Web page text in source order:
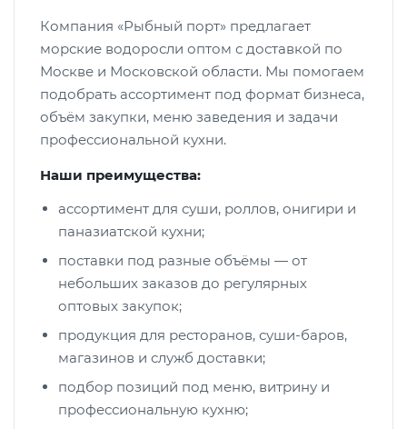
Компания «Рыбный порт» предлагает
морские водоросли оптом с доставкой по
Москве и Московской области. Мы помогаем
подобрать ассортимент под формат бизнеса,
объём закупки, меню заведения и задачи
профессиональной кухни.
Наши преимущества:
ассортимент для суши, роллов, онигири и
паназиатской кухни;
поставки под разные объёмы — от
небольших заказов до регулярных
оптовых закупок;
продукция для ресторанов, суши-баров,
магазинов и служб доставки;
подбор позиций под меню, витрину и
профессиональную кухню;